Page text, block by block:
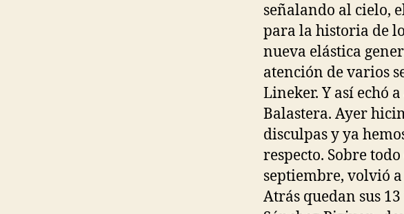
señalando al cielo,
para la historia de
nueva elástica
atención de varios
Lineker. Y así echó
Balastera. Ayer
disculpas y ya
respecto. Sobre
septiembre, volvió
Atrás quedan sus